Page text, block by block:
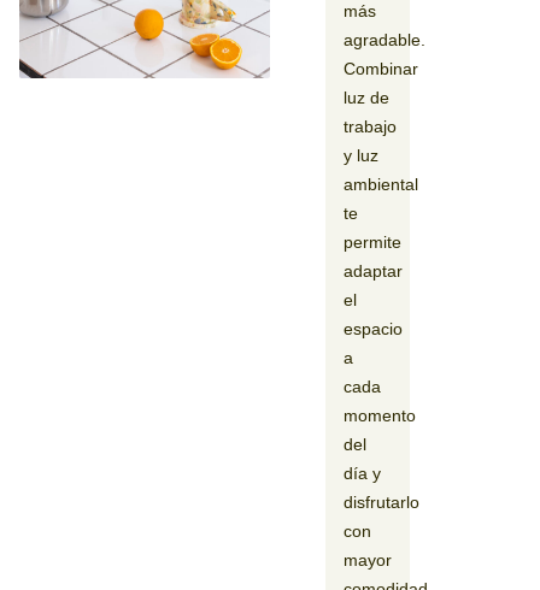
más
agradable.
Combinar
luz de
trabajo
y luz
ambiental
te
permite
adaptar
el
espacio
a
cada
momento
del
día y
disfrutarlo
con
mayor